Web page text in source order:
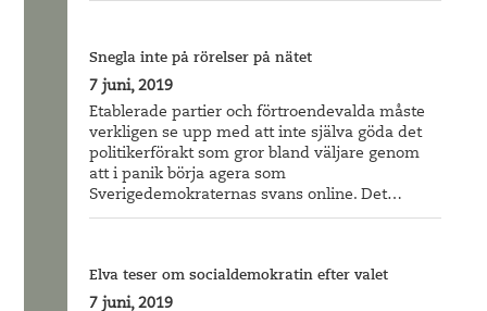
Snegla inte på rörelser på nätet
7 juni, 2019
Etablerade partier och förtroendevalda måste
verkligen se upp med att inte själva göda det
politikerförakt som gror bland väljare genom
att i panik börja agera som
Sverigedemokraternas svans online. Det…
Elva teser om socialdemokratin efter valet
7 juni, 2019